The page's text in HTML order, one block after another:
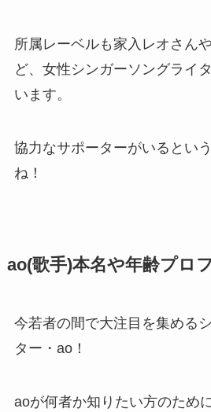
所属レーベルも家入レオさん
ど、女性シンガーソングライ
います。
協力なサポーターがいるとい
ね！
ao(歌手)本名や年齢プロ
今若者の間で大注目を集める
ター・ao！
aoが何者か知りたい方のため